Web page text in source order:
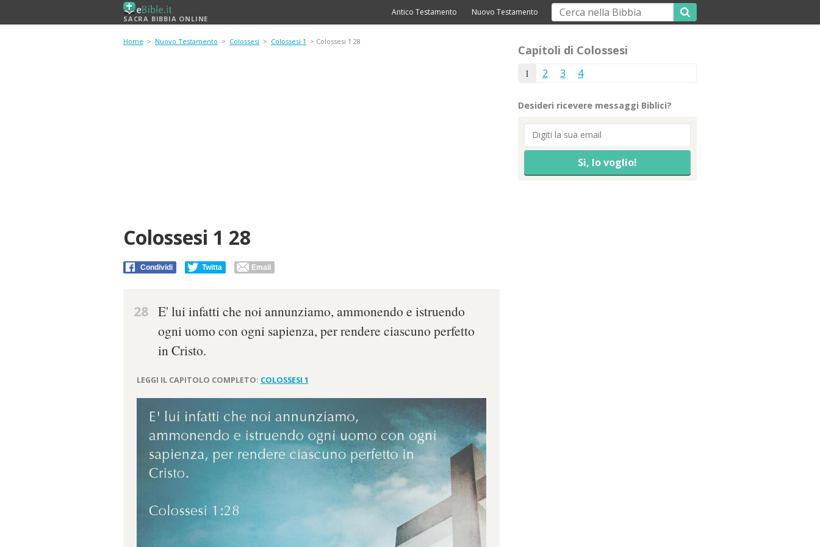
SACRA BIBBIA ONLINE
Antico Testamento Nuovo Testamento
Home > Nuovo Testamento > Colossesi > Colossesi 1 > Colossesi 1 28
Colossesi 1 28
Condividi Twitta Email
28 E' lui infatti che noi annunziamo, ammonendo e istruendo
ogni uomo con ogni sapienza, per rendere ciascuno perfetto
in Cristo.
LEGGI IL CAPITOLO COMPLETO: COLOSSESI 1
Capitoli di Colossesi
1 2 3 4
Desideri ricevere messaggi Biblici?